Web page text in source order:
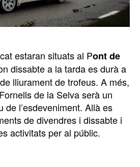
estaran situats al Pont de
dissabte a la tarda es durà a
lliurament de trofeus. A més,
de la Selva serà un
de l’esdeveniment. Allà es
de divendres i dissabte i
activitats per al públic.